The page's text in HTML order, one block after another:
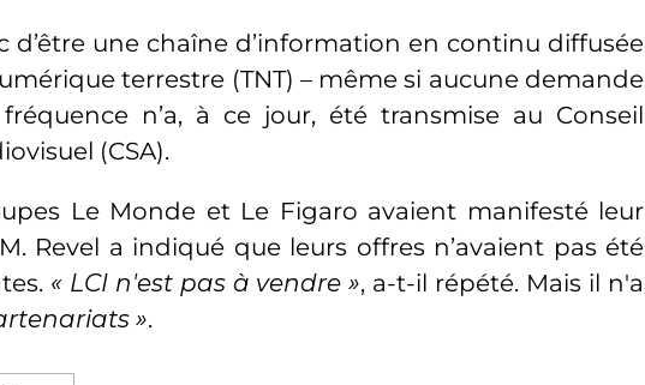
d’être une chaîne d’information en continu diffusée
terrestre (TNT) – même si aucune demande
n’a, à ce jour, été transmise au Conseil
(CSA).
Le Monde et Le Figaro avaient manifesté leur
Revel a indiqué que leurs offres n’avaient pas été
« LCI n'est pas à vendre », a-t-il répété. Mais il n'a
».